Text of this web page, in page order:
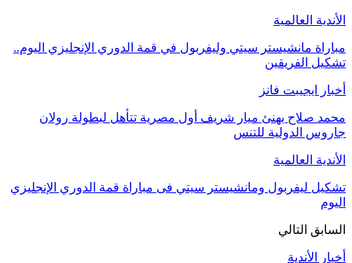
الأندية العالمية
مباراة مانشيستر سيتي وليفربول في قمة الدوري الإنجليزي اليوم..
تشكيل الفريقين
أخبار ايجيبت فانز
محمد صلاح يهنئ ميار شريف أول مصرية تتأهل لبطولة رولان
جاروس الدولية للتنس
الأندية العالمية
تشكيل ليفربول ومانشيستر سيتي فى مباراة قمة الدوري الإنجليزي
اليوم
السابق التالي
أخبار الأندية